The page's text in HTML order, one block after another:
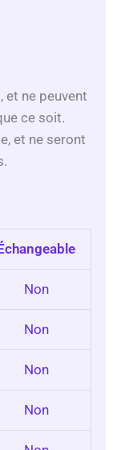
et ne peuvent
ce soit.
et ne seront
Non
Non
Non
Non